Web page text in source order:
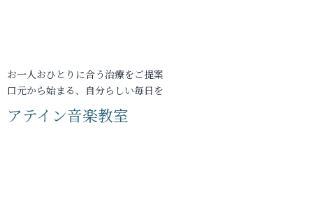
お一人おひとりに合う治療をご提案
口元から始まる、自分らしい毎日を
アテイン音楽教室